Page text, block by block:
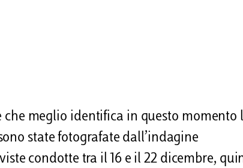
che meglio identifica in questo momento
state fotografate dall’indagine
condotte tra il 16 e il 22 dicembre,